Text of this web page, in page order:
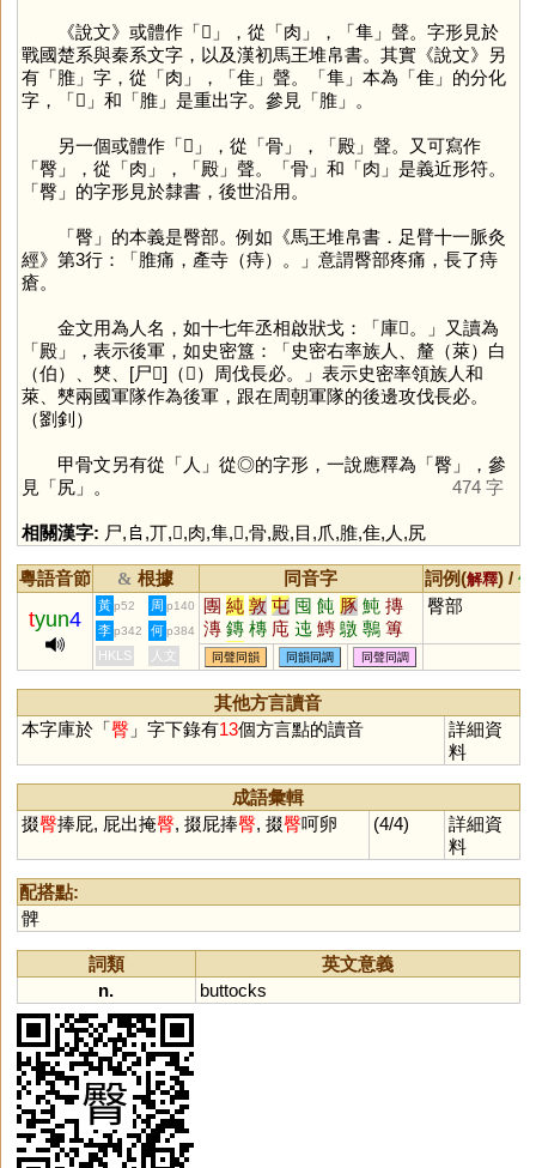
《說文》或體作「𦞠 」，從「肉 」，「隼」聲。字形見於
戰國楚系與秦系文字，以及漢初馬王堆帛書。其實《說文》另
有「脽」字，從「肉 」，「隹」聲。「隼」本為「隹」的分化
字，「𦞠 」和「脽」是重出字。參見「脽」。
另一個或體作「𩪡 」，從「骨」，「殿」聲。又可寫作
「臀」，從「肉 」，「殿」聲。「骨」和「肉 」是義近形符。
「臀」的字形見於隸書，後世沿用。
「臀」的本義是臀部。例如《馬王堆帛書．足臂十一脈灸
經》第3行：「脽痛，產寺（痔）。」意謂臀部疼痛，長了痔
瘡。
金文用為人名，如十七年丞相啟狀戈：「庫𦞠。」又讀為
「殿」，表示後軍，如史密簋：「史密右率族人、釐（萊）白
（伯）、僰、[尸𠂤]（𡱒）周伐長必。」表示史密率領族人和
萊、僰兩國軍隊作為後軍，跟在周朝軍隊的後邊攻伐長必。
（劉釗）
甲骨文另有從「人 」從◎的字形，一說應釋為「臀」，參
見「尻」。 474 字
相關漢字: 尸, 𠂤 ,丌,𦞠,肉,隼,𩪡,骨,殿,目 ,爪,脽,隹,人,尻
粵語音節 & 根據 同音字 詞例(解釋) /
tyun4
黃 p52 周 p140 團 純 敦 屯 囤 飩 豚 魨 摶
漙 鏄 槫 庉 迍 鱄 鷻 鷒 篿
慱 剸 軘 剬 芚 忳 坉 糰
臀部
李 p342 何 p384
HKLS 人文 同聲同韻 同韻同調 同聲同調
其他方言讀音
本字庫於「臀」字下錄有13個方言點的讀音
詳細資
料
成語彙輯
掇臀捧屁, 屁出掩臀, 掇屁捧臀, 掇臀呵卵 (4/4)
詳細資
料
配搭點:
髀
詞類
英文意義
n.
buttocks